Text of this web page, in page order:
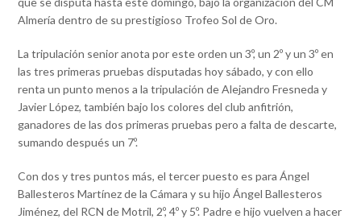
Almería dentro de su prestigioso Trofeo Sol de Oro.
La tripulación senior anota por este orden un 3º, un 2º y un 3º en
las tres primeras pruebas disputadas hoy sábado, y con ello
renta un punto menos a la tripulación de Alejandro Fresneda y
Javier López, también bajo los colores del club anfitrión,
ganadores de las dos primeras pruebas pero a falta de descarte,
sumando después un 7º.
Con dos y tres puntos más, el tercer puesto es para Ángel
Ballesteros Martínez de la Cámara y su hijo Ángel Ballesteros
Jiménez, del RCN de Motril, 2º, 4º y 5º. Padre e hijo vuelven a hacer